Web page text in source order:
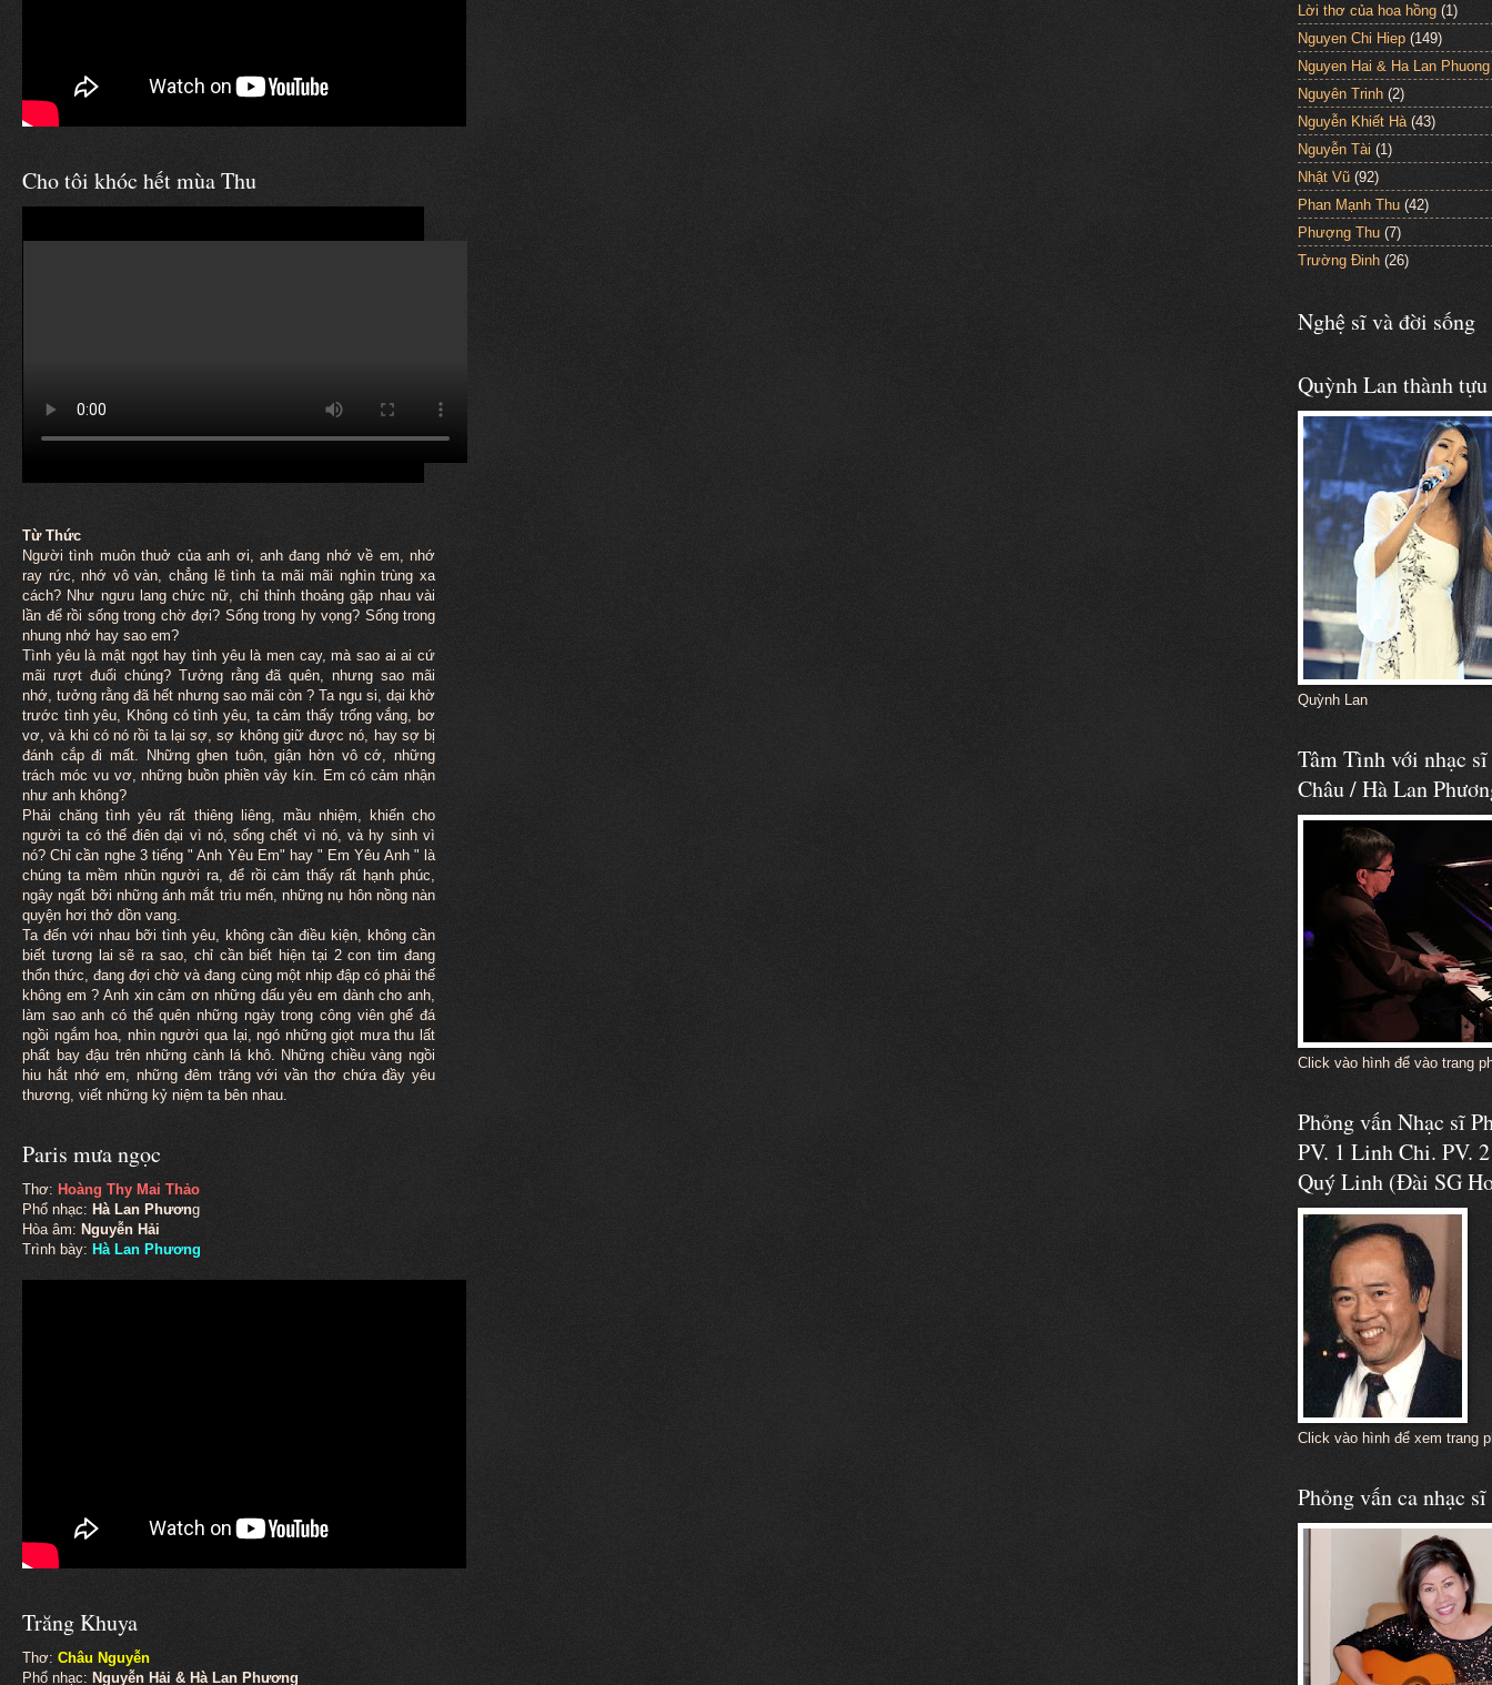
Cho tôi khóc hết mùa Thu
Từ Thức
Người tình muônthuở của anh ơi, anh đang nhớ về em, nhớ
ray rức, nhớ vô vàn, chẳng lẽ tình ta mãi mãi nghìn trùng xa
cách? Như ngưu lang chức nữ, chỉ thỉnh thoảng gặp nhau vài
lần để rồi sống trong chờ đợi? Sống trong hy vọng? Sống trong
nhung nhớ hay sao em?
Tình yêu là mật ngọt hay tình yêu là men cay, mà sao ai ai cứ
mãi rượt đuổi chúng? Tưởng rằng đã quên, nhưng sao mãi
nhớ, tưởng rằng đã hết nhưng sao mãi còn ? Ta ngu si, dại khờ
trước tình yêu, Không có tình yêu, ta cảm thấy trống vắng, bơ
vơ, và khi có nó rồi ta lại sợ, sợ không giữ được nó, hay sợ bị
đánh cắp đi mất. Những ghen tuôn, giận hờn vô cớ, những
trách móc vu vơ, những buồn phiền vây kín. Em có cảm nhận
như anh không?
Phải chăng tình yêu rất thiêng liêng, mầu nhiệm, khiến cho
người ta có thể điên dại vì nó, sống chết vì nó, và hy sinh vì
nó? Chỉ cần nghe 3 tiếng " Anh Yêu Em" hay " Em Yêu Anh " là
chúng ta mềm nhũn người ra, để rồi cảm thấy rất hạnh phúc,
ngây ngất bỡi những ánh mắt trìu mến, những nụ hôn nồng nàn
quyện hơi thở dồn vang.
Ta đến với nhau bỡi tình yêu, không cần điều kiện, không cần
biết tương lai sẽ ra sao, chỉ cần biết hiện tại 2 con tim đang
thổn thức, đang đợi chờ và đang cùng một nhịp đập có phải thế
không em ? Anh xin cảm ơn những dấu yêu em dành cho anh,
làm sao anh có thể quên những ngày trong công viên ghế đá
ngồi ngắm hoa, nhìn người qua lại, ngó những giọt mưa thu lất
phất bay đậu trên những cành lá khô. Những chiều vàng ngồi
hiu hắt nhớ em, những đêm trăng với vần thơ chứa đầy yêu
thương, viết những kỷ niệm ta bên nhau.
Paris mưa ngọc
Thơ: Hoàng Thy Mai Thảo
Phổ nhạc: Hà Lan Phương
Hòa âm: Nguyễn Hải
Trình bày: Hà Lan Phương
Trăng Khuya
Thơ: Châu Nguyễn
Phổ nhạc: Nguyễn Hải & Hà Lan Phương
Lời thơ của hoa hồng (1)
Nguyen Chi Hiep (149)
Nguyen Hai & Ha Lan Phuong
Nguyên Trinh (2)
Nguyễn Khiết Hà (43)
Nguyễn Tài (1)
Nhật Vũ (92)
Phan Mạnh Thu (42)
Phượng Thu (7)
Trường Đinh (26)
Nghệ sĩ và đời sống
Quỳnh Lan thành
Quỳnh Lan
Tâm Tình với nhạc
Châu / Hà Lan
Click vào hình để vào trang
Phỏng vấn Nhạc sĩ
PV. 1 Linh Chi. PV.
Quý Linh (Đài SG
Click vào hình để xem trang
Phỏng vấn ca nhạc